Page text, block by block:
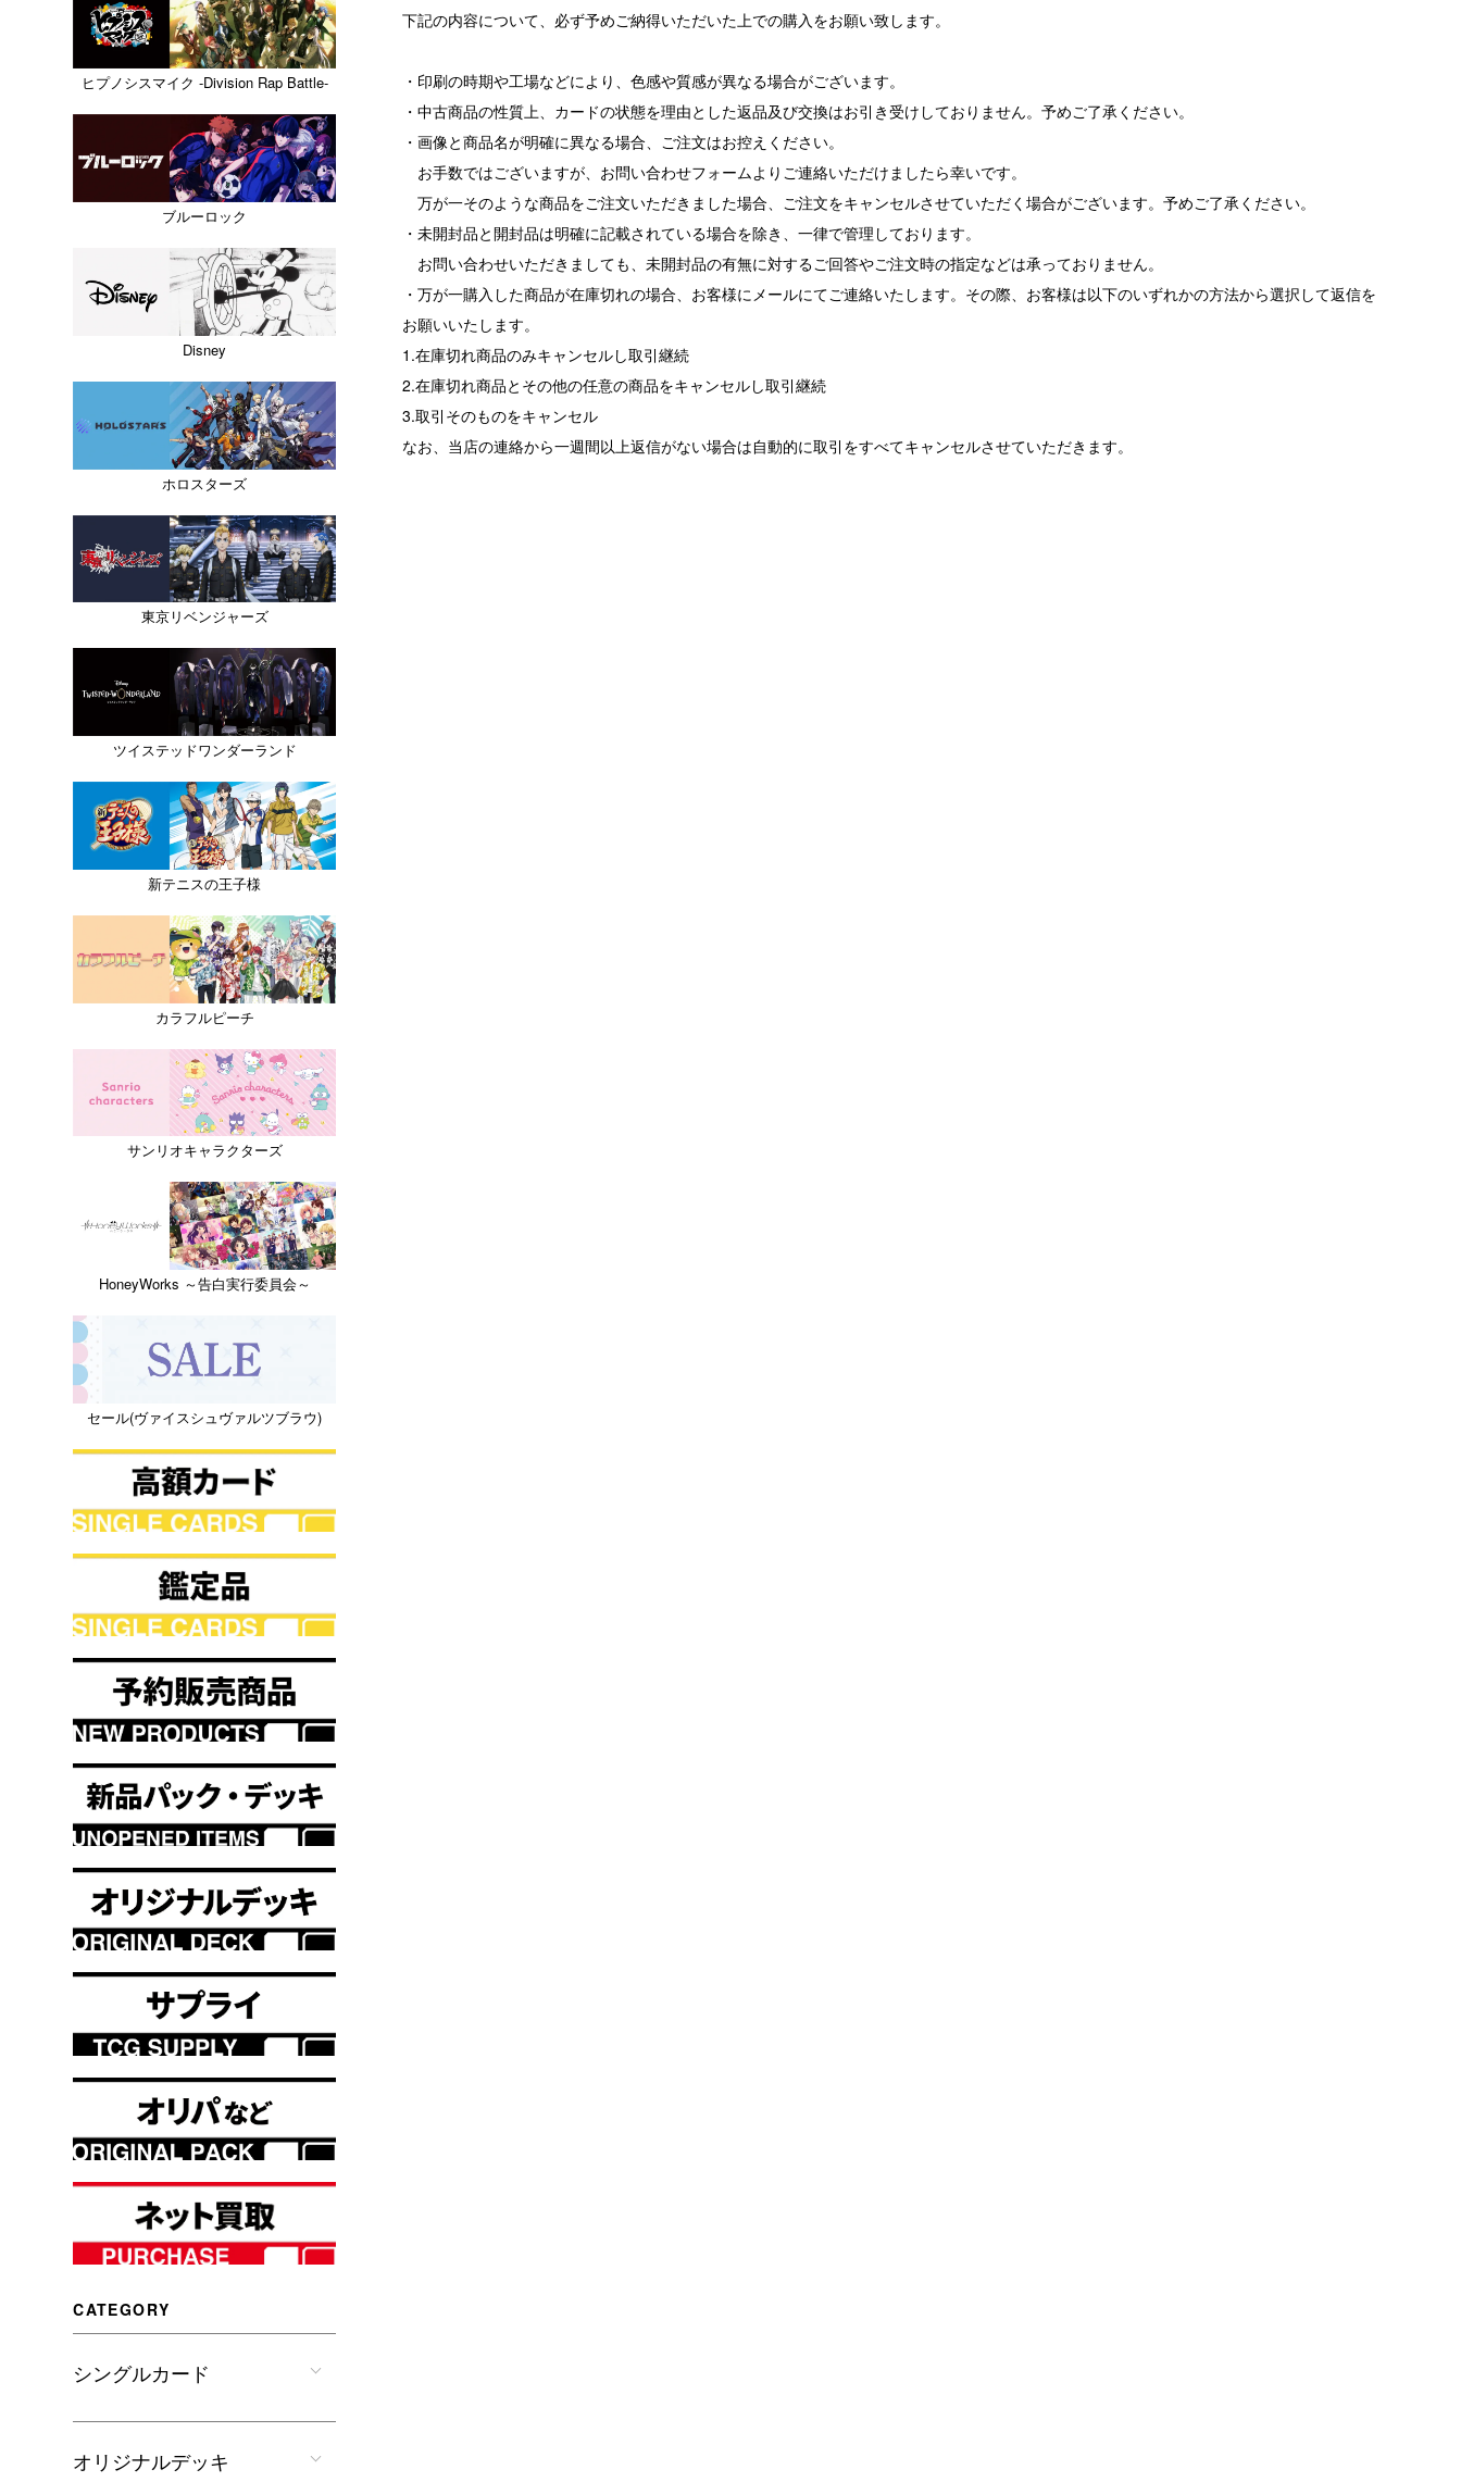
下記の内容について、必ず予めご納得いただいた上での購入をお願い致します。
・印刷の時期や工場などにより、色感や質感が異なる場合がございます。
・中古商品の性質上、カードの状態を理由とした返品及び交換はお引き受けしておりません。予めご了承ください。
・画像と商品名が明確に異なる場合、ご注文はお控えください。
お手数ではございますが、お問い合わせフォームよりご連絡いただけましたら幸いです。
万が一そのような商品をご注文いただきました場合、ご注文をキャンセルさせていただく場合がございます。予めご了承ください。
・未開封品と開封品は明確に記載されている場合を除き、一律で管理しております。
お問い合わせいただきましても、未開封品の有無に対するご回答やご注文時の指定などは承っておりません。
・万が一購入した商品が在庫切れの場合、お客様にメールにてご連絡いたします。その際、お客様は以下のいずれかの方法から選択して返信を
お願いいたします。
1.在庫切れ商品のみキャンセルし取引継続
2.在庫切れ商品とその他の任意の商品をキャンセルし取引継続
3.取引そのものをキャンセル
なお、当店の連絡から一週間以上返信がない場合は自動的に取引をすべてキャンセルさせていただきます。
ヒプノシスマイク -Division Rap Battle-
ブルーロック
Disney
ホロスターズ
東京リベンジャーズ
ツイステッドワンダーランド
新テニスの王子様
カラフルピーチ
サンリオキャラクターズ
HoneyWorks ～告白実行委員会～
セール(ヴァイスシュヴァルツブラウ)
CATEGORY
シングルカード
オリジナルデッキ